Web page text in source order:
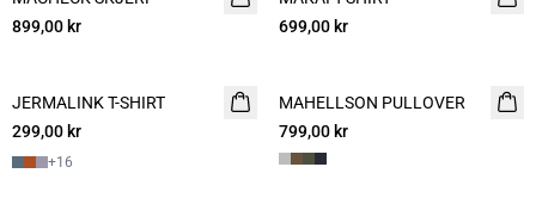
899,00 kr
699,00 kr
NYHET
2 for 500
JERMALINK T-SHIRT
299,00 kr
+16
NYHET
2 FOR 1200
MAHELLSON PULLOVER
799,00 kr